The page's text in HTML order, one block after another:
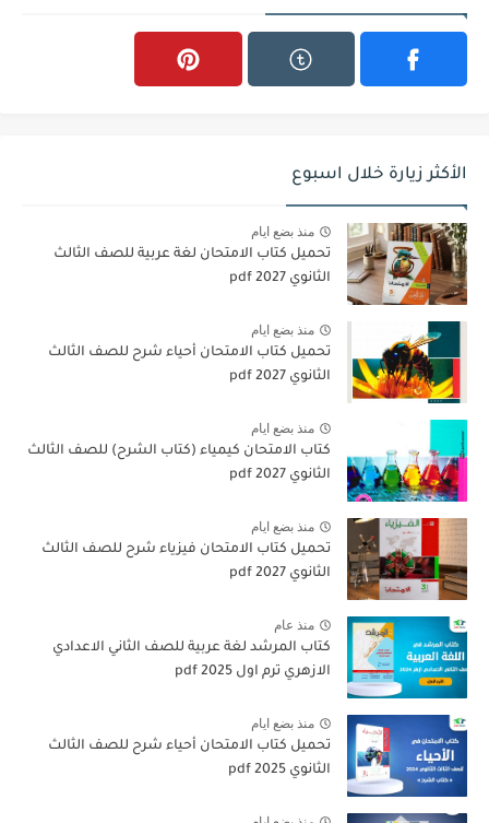
الأكثر زيارة خلال اسبوع
منذ بضع ايام
تحميل كتاب الامتحان لغة عربية للصف الثالث
الثانوي 2027 pdf
منذ بضع ايام
تحميل كتاب الامتحان أحياء شرح للصف الثالث
الثانوي 2027 pdf
منذ بضع ايام
كتاب الامتحان كيمياء (كتاب الشرح) للصف الثالث
الثانوي pdf 2027
منذ بضع ايام
تحميل كتاب الامتحان فيزياء شرح للصف الثالث
الثانوي 2027 pdf
منذ عام
كتاب المرشد لغة عربية للصف الثاني الاعدادي
الازهري ترم اول 2025 pdf
منذ بضع ايام
تحميل كتاب الامتحان أحياء شرح للصف الثالث
الثانوي 2025 pdf